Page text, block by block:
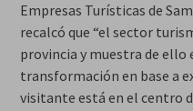
Empresas Turísticas de
recalcó que “el sector
provincia y muestra de ello
transformación en base a
visitante está en el centro